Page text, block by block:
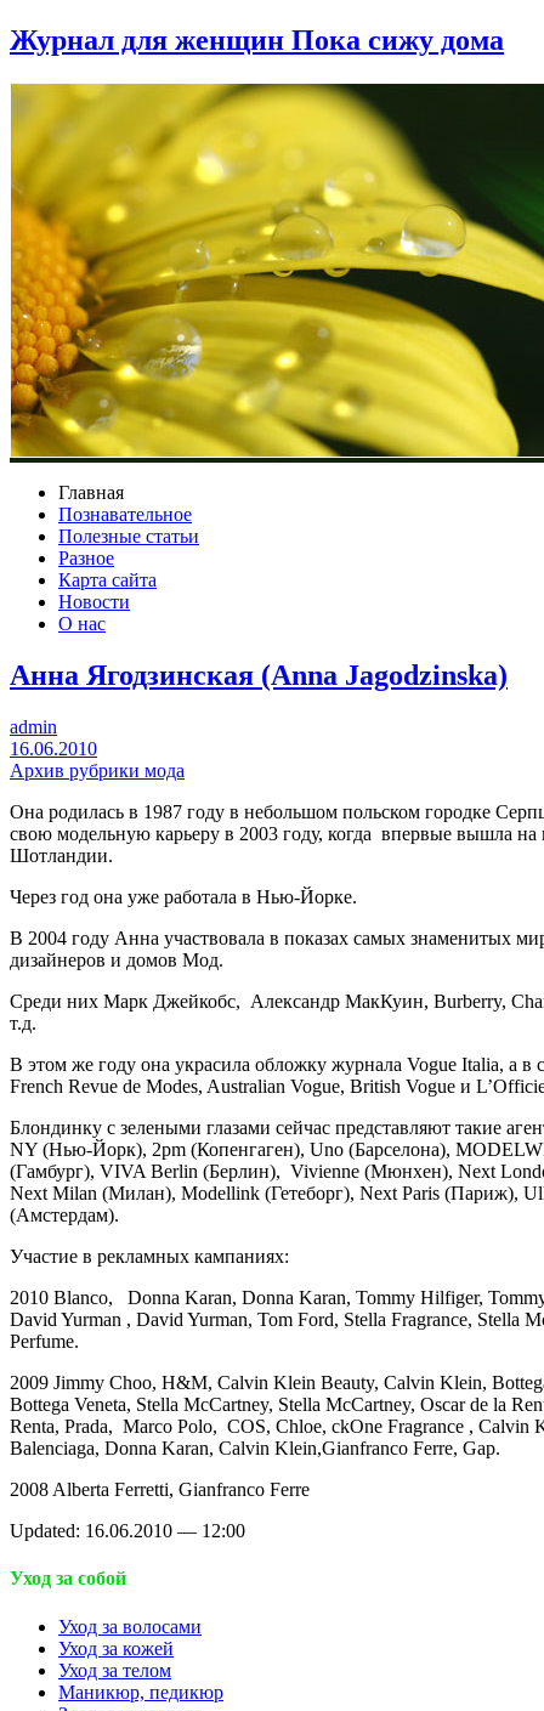
Журнал для женщин Пока сижу дома
Главная
Познавательное
Полезные статьи
Разное
Карта сайта
Новости
О нас
Анна Ягодзинская (Anna Jagodzinska)
admin
16.06.2010
Архив рубрики мода
Она родилась в 1987 году в небольшом польском городке
свою модельную карьеру в 2003 году, когда впервые вышла
Шотландии.
Через год она уже работала в Нью-Йорке.
В 2004 году Анна участвовала в показах самых знаменитых
дизайнеров и домов Мод.
Среди них Марк Джейкобс, Александр МакКуин, Burberry,
т.д.
В этом же году она украсила обложку журнала Vogue Italia,
French Revue de Modes, Australian Vogue, British Vogue и
Блондинку с зелеными глазами сейчас представляют такие
NY (Нью-Йорк), 2pm (Копенгаген), Uno (Барселона),
(Гамбург), VIVA Berlin (Берлин), Vivienne (Мюнхен), Next
Next Milan (Милан), Modellink (Гетеборг), Next Paris (Париж),
(Амстердам).
Участие в рекламных кампаниях:
2010 Blanco, Donna Karan, Donna Karan, Tommy Hilfiger,
David Yurman , David Yurman, Tom Ford, Stella Fragrance, Stella
Perfume.
2009 Jimmy Choo, H&M, Calvin Klein Beauty, Calvin Klein,
Bottega Veneta, Stella McCartney, Stella McCartney, Oscar de la
Renta, Prada, Marco Polo, COS, Chloe, ckOne Fragrance , Сalvin
Balenciaga, Donna Karan, Calvin Klein,Gianfranco Ferre, Gap.
2008 Alberta Ferretti, Gianfranco Ferre
Updated: 16.06.2010 — 12:00
Уход за собой
Уход за волосами
Уход за кожей
Уход за телом
Маникюр, педикюр